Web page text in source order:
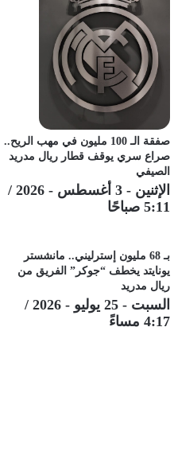
صفقة الـ 100 مليون في مهب الريح..
صراع سري يوقف قطار ريال مدريد
الصيفي
الإثنين - 3 أغسطس - 2026 /
5:11 صباحًا
بـ 68 مليون إسترليني.. مانشستر
يونايتد يخطف “جوكر” الفريق من
ريال مدريد
السبت - 25 يوليو - 2026 /
4:17 مساءً